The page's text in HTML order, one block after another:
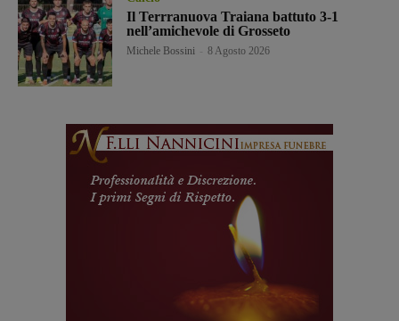
Il Terrranuova Traiana battuto 3-1
nell’amichevole di Grosseto
Michele Bossini 8 Agosto 2026